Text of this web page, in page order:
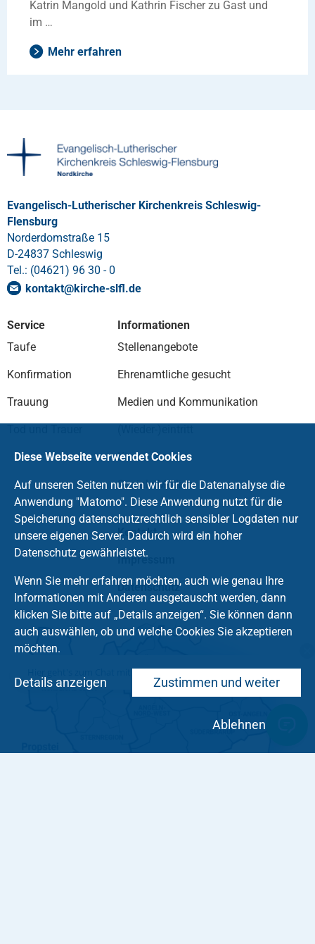
Katrin Mangold und Kathrin Fischer zu Gast und
im …
Mehr erfahren
Evangelisch-Lutherischer Kirchenkreis Schleswig-
Flensburg
Norderdomstraße 15
D-24837 Schleswig
Tel.: (04621) 96 30 - 0
kontakt@kirche-slfl.de
Service
Taufe
Konfirmation
Trauung
Informationen
Stellenangebote
Ehrenamtliche gesucht
Medien und Kommunikation
Kirche fördern
Soziale Medien
Kontakt
Impressum
Datenschutz
Diese Webseite verwendet Cookies
Auf unseren Seiten nutzen wir für die Datenanalyse die
Anwendung "Matomo". Diese Anwendung nutzt für die
Speicherung datenschutzrechtlich sensibler Logdaten nur
unsere eigenen Server. Dadurch wird ein hoher
Datenschutz gewährleistet.
Wenn Sie mehr erfahren möchten, auch wie genau Ihre
Informationen mit Anderen ausgetauscht werden, dann
klicken Sie bitte auf „Details anzeigen“. Sie können dann
auch auswählen, ob und welche Cookies Sie akzeptieren
möchten.
Zustimmen und weiter
Details anzeigen
Ablehnen
Hier geht's zum Chat mit dem Team des Kirchenkreises